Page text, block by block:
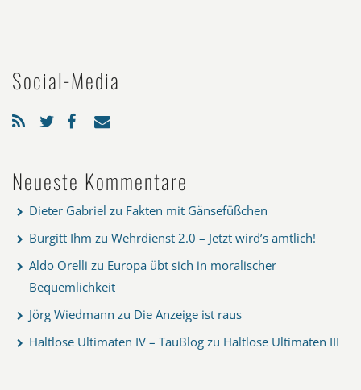
Social-Media
Neueste Kommentare
Dieter Gabriel zu Fakten mit Gänsefüßchen
Burgitt Ihm zu Wehrdienst 2.0 – Jetzt wird’s amtlich!
Aldo Orelli zu Europa übt sich in moralischer
Bequemlichkeit
Jörg Wiedmann zu Die Anzeige ist raus
Haltlose Ultimaten IV – TauBlog zu Haltlose Ultimaten III